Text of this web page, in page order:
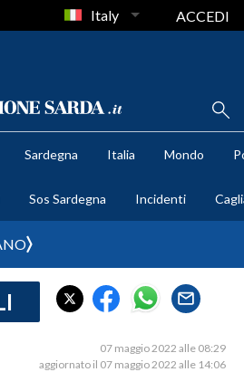
Italy ACCEDI
Sardegna Italia Mondo
Sos Sardegna Incidenti
07 maggio 2022 alle 08:29
aggiornato il 07 maggio 2022 alle 14:06